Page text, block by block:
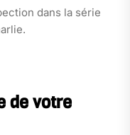
dans la série
de votre